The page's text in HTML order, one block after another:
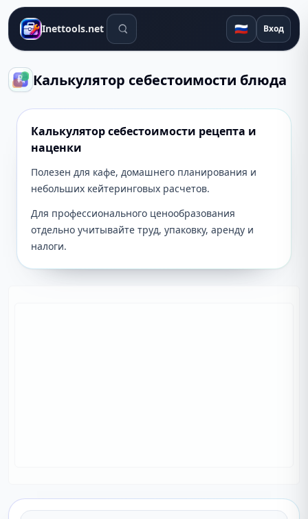
Inettools.net Поиск инструментов 🇷🇺 Вход
Калькулятор себестоимости блюда
Калькулятор себестоимости рецепта и
наценки
Полезен для кафе, домашнего планирования и
небольших кейтеринговых расчетов.
Для профессионального ценообразования
отдельно учитывайте труд, упаковку, аренду и
налоги.